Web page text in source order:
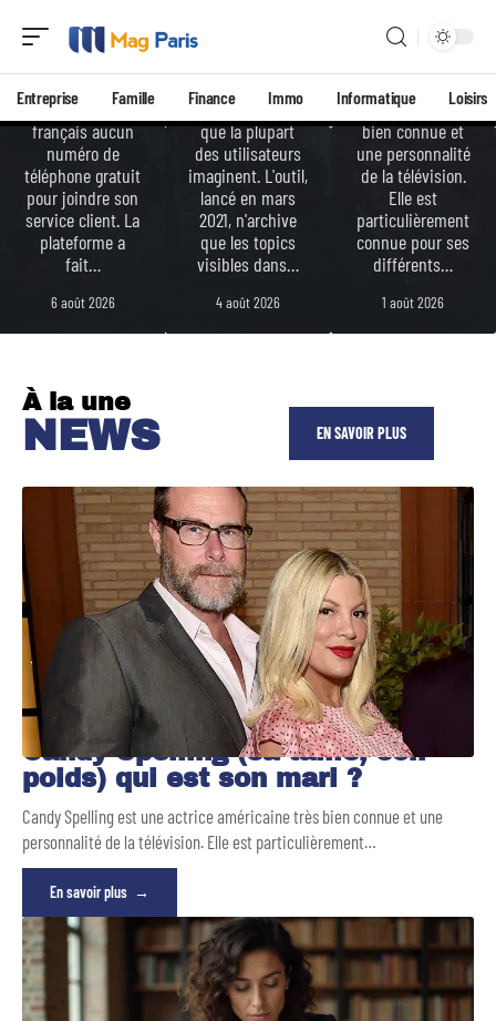
Entreprise Famille Finance Immo Informatique Loisirs
nt ?
met à disposition
des acheteurs
français aucun
numéro de
téléphone gratuit
pour joindre son
service client. La
plateforme a
fait…
6 août 2026
JvArchive ne
couvre pas ce
que la plupart
des utilisateurs
imaginent. L'outil,
lancé en mars
2021, n'archive
que les topics
visibles dans…
4 août 2026
mari ?
est une actrice
américaine très
bien connue et
une personnalité
de la télévision.
Elle est
particulièrement
connue pour ses
différents…
1 août 2026
À la une
NEWS EN SAVOIR PLUS
Candy Spelling (sa taille, son
poids) qui est son mari ?
Candy Spelling est une actrice américaine très bien connue et une
personnalité de la télévision. Elle est particulièrement…
En savoir plus